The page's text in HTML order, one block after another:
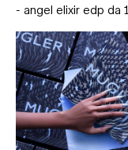
- angel elixir edp da